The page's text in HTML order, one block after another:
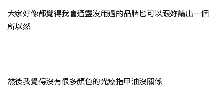
大家好像都覺得我會通靈沒用過的品牌也可以跟妳講出一個
所以然
然後我覺得沒有很多顏色的光療指甲油沒關係